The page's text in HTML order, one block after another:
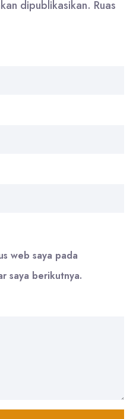
dipublikasikan. Ruas
web saya pada
saya berikutnya.